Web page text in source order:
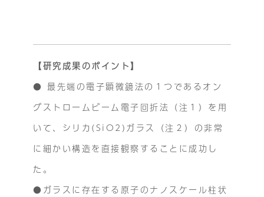
【研究成果のポイント】
● 最先端の電子顕微鏡法の１つであるオン
グストロームビーム電子回折法（注１）を用
いて、シリカ(SiO2)ガラス（注２）の非常
に細かい構造を直接観察することに成功し
た。
●ガラスに存在する原子のナノスケール柱状